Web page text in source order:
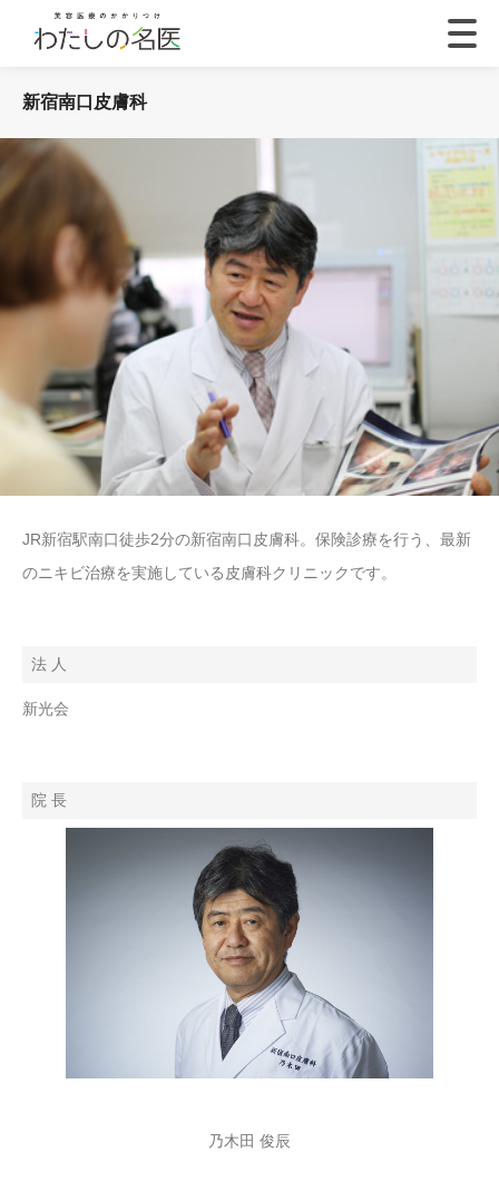
新宿南口皮膚科
JR新宿駅南口徒歩2分の新宿南口皮膚科。保険診療を行う、最新
のニキビ治療を実施している皮膚科クリニックです。
法 人
新光会
院 長
乃木田 俊辰